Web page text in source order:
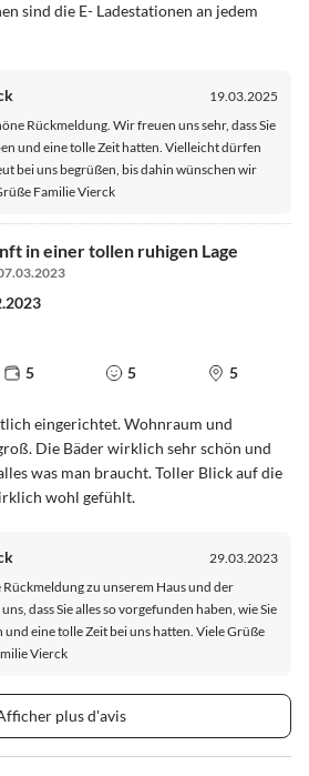
sind die E- Ladestationen an jedem
19.03.2025
Rückmeldung. Wir freuen uns sehr, dass Sie
und eine tolle Zeit hatten. Vielleicht dürfen
bei uns begrüßen, bis dahin wünschen wir
Familie Vierck
in einer tollen ruhigen Lage
5 5 5
eingerichtet. Wohnraum und
Die Bäder wirklich sehr schön und
was man braucht. Toller Blick auf die
wohl gefühlt.
29.03.2023
zu unserem Haus und der
dass Sie alles so vorgefunden haben, wie Sie
und eine tolle Zeit bei uns hatten. Viele Grüße
Vierck
plus d'avis